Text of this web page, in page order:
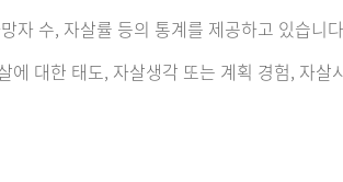
자 수, 자살률 등의 통계를 제공하고 있습니
에 대한 태도, 자살생각 또는 계획 경험, 자